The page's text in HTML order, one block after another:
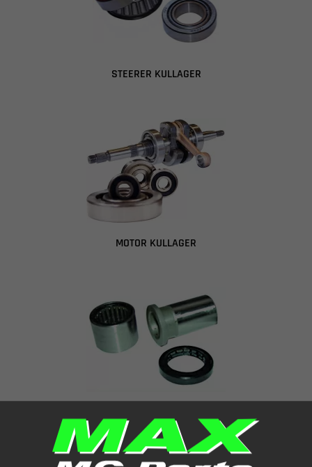
STEERER KULLAGER
MOTOR KULLAGER